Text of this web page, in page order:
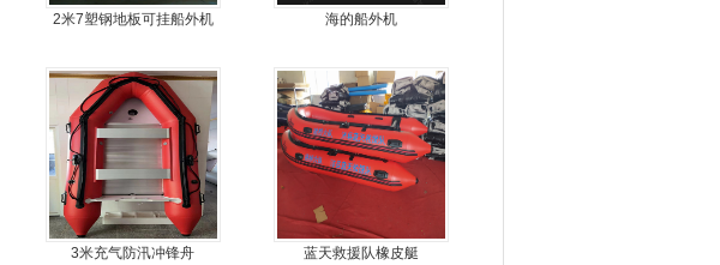
2米7塑钢地板可挂船外机
海的船外机
3米充气防汛冲锋舟 蓝天救援队橡皮艇